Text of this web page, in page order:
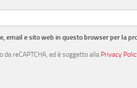
email e sito web in questo browser per la
reCAPTCHA, ed è soggetto alla Privacy